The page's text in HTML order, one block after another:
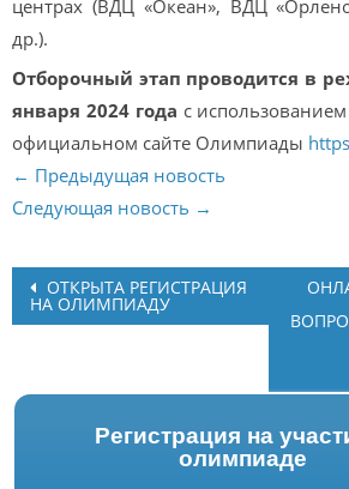
центрах (ВДЦ «Океан», ВДЦ
др.).
Отборочный этап проводится в
января 2024 года с
официальном сайте Олимпиады
← Предыдущая новость
Следующая новость →
Post
navigation
ОТКРЫТА РЕГИСТРАЦИЯ
НА ОЛИМПИАДУ
Регистрация на
олимпиаде